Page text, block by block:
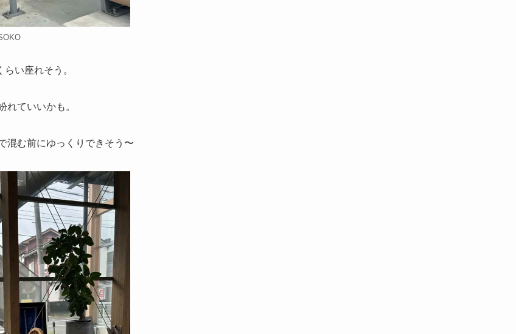
い座れそう。
れていいかも。
混む前にゆっくりできそう〜